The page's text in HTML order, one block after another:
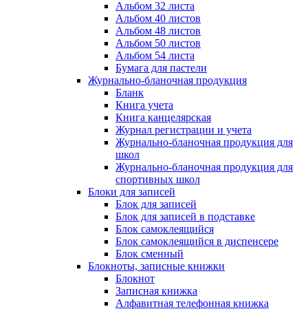
Альбом 32 листа
Альбом 40 листов
Альбом 48 листов
Альбом 50 листов
Альбом 54 листа
Бумага для пастели
Журнально-бланочная продукция
Бланк
Книга учета
Книга канцелярская
Журнал регистрации и учета
Журнально-бланочная продукция для
школ
Журнально-бланочная продукция для
спортивных школ
Блоки для записей
Блок для записей
Блок для записей в подставке
Блок самоклеящийся
Блок самоклеящийся в диспенсере
Блок сменный
Блокноты, записные книжки
Блокнот
Записная книжка
Алфавитная телефонная книжка